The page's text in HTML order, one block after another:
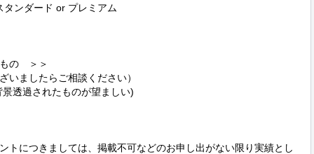
ンダード or プレミアム
の　＞＞
いましたらご相談ください）
透過されたものが望ましい)
トにつきましては、掲載不可などのお申し出がない限り実績とし